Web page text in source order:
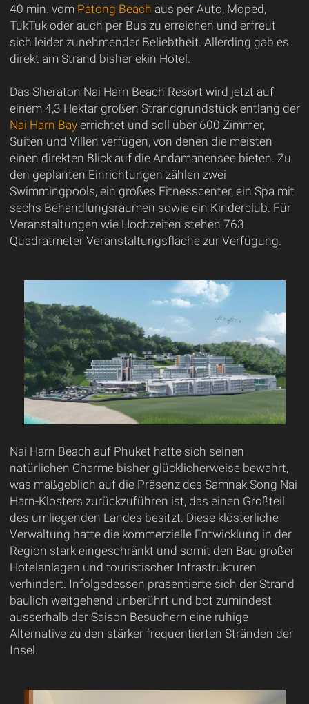
40 min. vom Patong Beach aus per Auto, Moped,
TukTuk oder auch per Bus zu erreichen und erfreut
sich leider zunehmender Beliebtheit. Allerding gab es
direkt am Strand bisher ekin Hotel.
Das Sheraton Nai Harn Beach Resort wird jetzt auf
einem 4,3 Hektar großen Strandgrundstück entlang der
Nai Harn Bayerrichtet und soll über 600 Zimmer,
Suiten und Villen verfügen, von denen die meisten
einen direkten Blick auf die Andamanensee bieten. Zu
den geplanten Einrichtungen zählen zwei
Swimmingpools, ein großes Fitnesscenter, ein Spa mit
sechs Behandlungsräumen sowie ein Kinderclub. Für
Veranstaltungen wie Hochzeiten stehen 763
Quadratmeter Veranstaltungsfläche zur Verfügung.
Nai Harn Beach auf Phuket hatte sich seinen
natürlichen Charme bisher glücklicherweise bewahrt,
was maßgeblich auf die Präsenz des Samnak Song Nai
Harn-Klosters zurückzuführen ist, das einen Großteil
des umliegenden Landes besitzt. Diese klösterliche
Verwaltung hatte die kommerzielle Entwicklung in der
Region stark eingeschränkt und somit den Bau großer
Hotelanlagen und touristischer Infrastrukturen
verhindert. Infolgedessen präsentierte sich der Strand
baulich weitgehend unberührt und bot zumindest
ausserhalb der Saison Besuchern eine ruhige
Alternative zu den stärker frequentierten Stränden der
Insel.